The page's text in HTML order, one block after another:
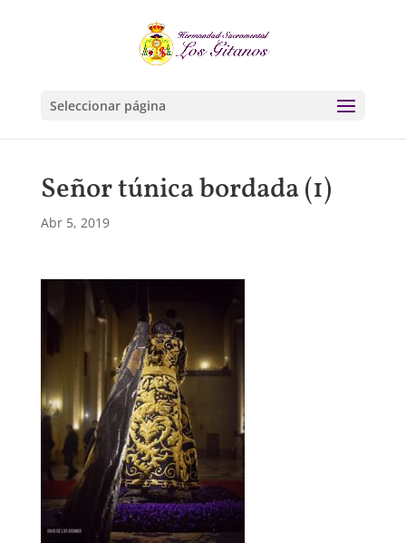
Seleccionar página
Señor túnica bordada (1)
Abr 5, 2019